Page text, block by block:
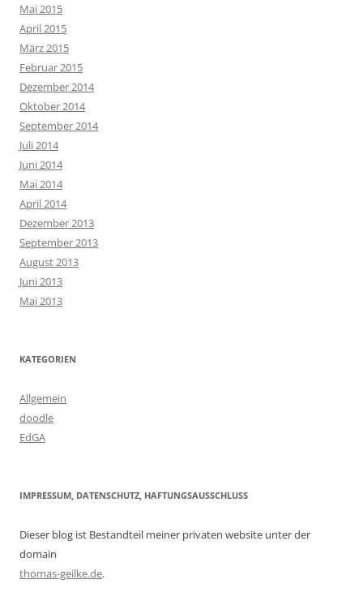
Mai 2015
April 2015
März 2015
Februar 2015
Dezember 2014
Oktober 2014
September 2014
Juli 2014
Juni 2014
Mai 2014
April 2014
Dezember 2013
September 2013
August 2013
Juni 2013
Mai 2013
KATEGORIEN
Allgemein
doodle
EdGA
IMPRESSUM, DATENSCHUTZ, HAFTUNGSAUSSCHLUSS
Dieser blog ist Bestandteil meiner privaten website unter der
domain
thomas-geilke.de.